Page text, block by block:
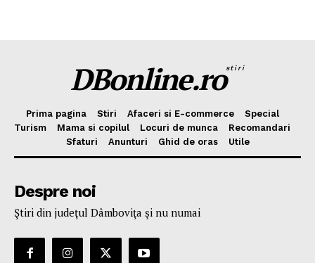
DBonline.rostiri
Prima pagina Stiri Afaceri si E-commerce
Special
Turism
Mama si copilul Locuri de munca
Recomandari
Sfaturi
Anunturi Ghid de oras Utile
Despre noi
Ştiri din judeţul Dâmboviţa şi nu numai